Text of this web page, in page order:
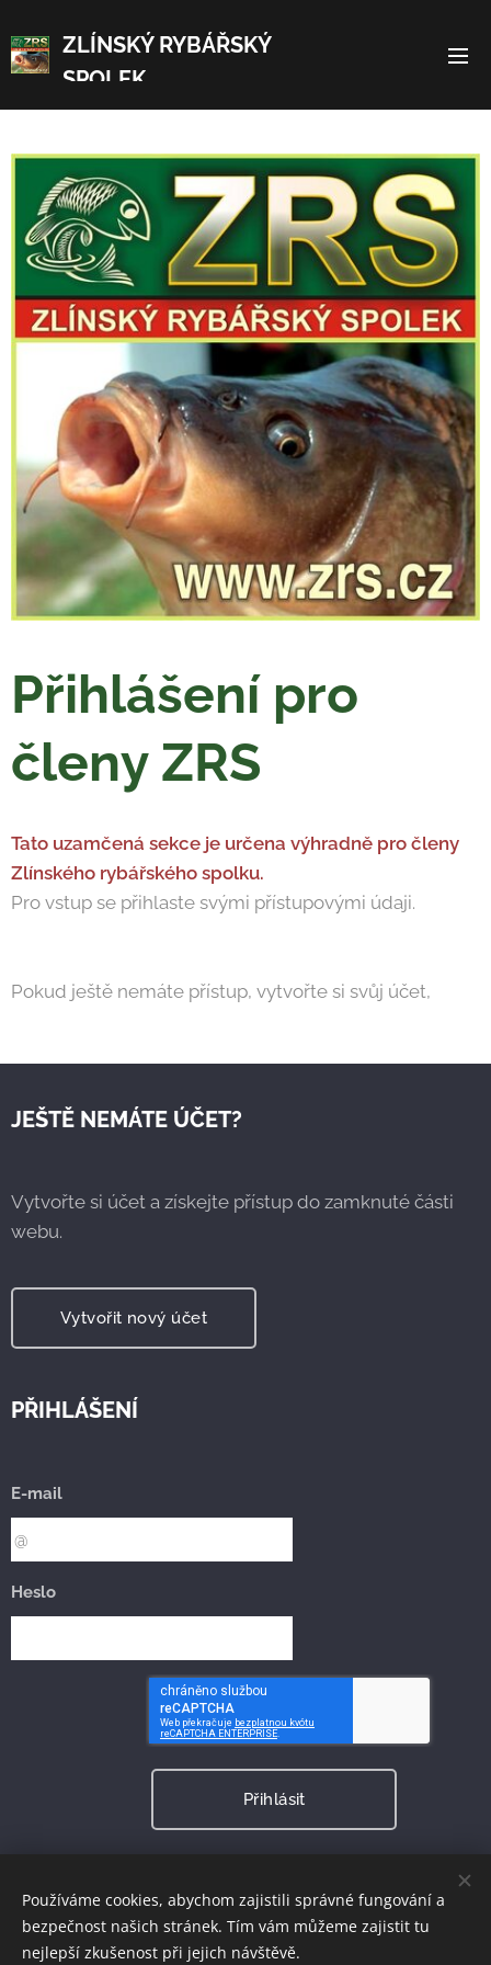
ZLÍNSKÝ RYBÁŘSKÝ
SPOLEK
Přihlášení pro
členy ZRS
Tato uzamčená sekce je určena výhradně pro členy
Zlínského rybářského spolku.
Pro vstup se přihlaste svými přístupovými údaji.
Pokud ještě nemáte přístup, vytvořte si svůj účet,
JEŠTĚ NEMÁTE ÚČET?
Vytvořte si účet a získejte přístup do zamknuté části
webu.
Vytvořit nový účet
PŘIHLÁŠENÍ
E-mail
Heslo
Přihlásit
Používáme cookies, abychom zajistili správné fungování a
bezpečnost našich stránek. Tím vám můžeme zajistit tu
nejlepší zkušenost při jejich návštěvě.